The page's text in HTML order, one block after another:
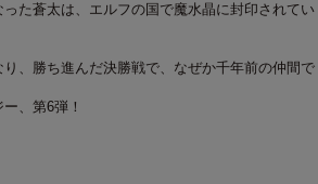
た蒼太は、エルフの国で魔水晶に封印されてい
、勝ち進んだ決勝戦で、なぜか千年前の仲間で
、第6弾！